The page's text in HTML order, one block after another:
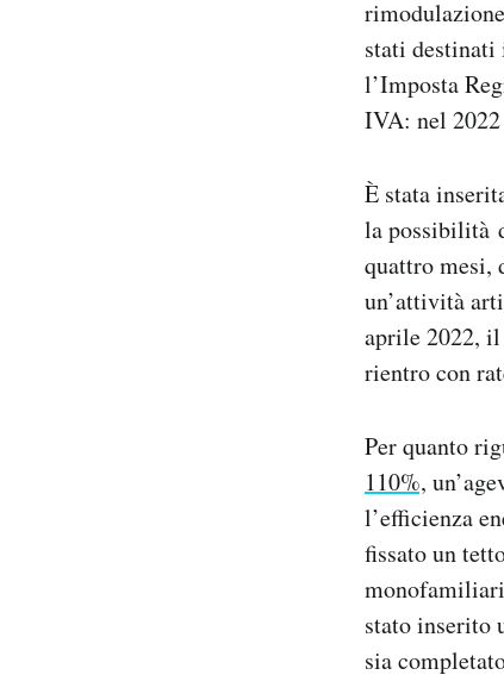
stati
l’Imposta
IVA: nel
È stata
la possibilità
quattro mesi,
un’attività
aprile 2022,
rientro con
Per quanto
110%,
l’efficienza
fissato un
stato inserito
sia